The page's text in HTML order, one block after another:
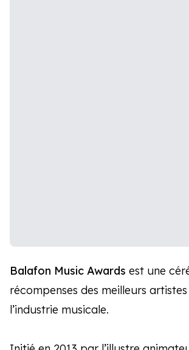
Balafon Music Awards est une
récompenses des meilleurs
l’industrie musicale.